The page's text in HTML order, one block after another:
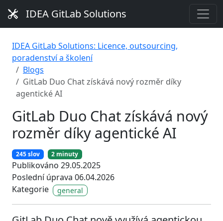
IDEA GitLab Solutions
IDEA GitLab Solutions: Licence, outsourcing,
poradenství a školení
Blogs
GitLab Duo Chat získává nový rozměr díky
agentické AI
GitLab Duo Chat získává nový
rozměr díky agentické AI
245 slov 2 minuty
Publikováno 29.05.2025
Poslední úprava 06.04.2026
Kategorie
general